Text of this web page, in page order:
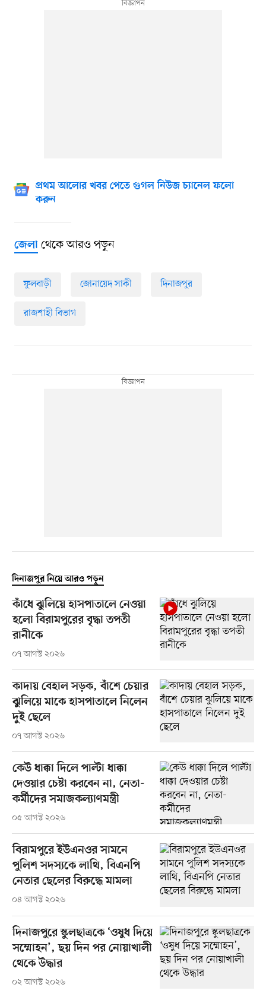
প্রথম আলোর খবর পেতে গুগল নিউজ চ্যানেল ফলো
করুন
জেলাথেকে আরও পড়ুন
ফুলবাড়ী জোনায়েদ সাকী দিনাজপুর
রাজশাহী বিভাগ
দিনাজপুর নিয়ে আরও পড়ুন
কাঁধে ঝুলিয়ে হাসপাতালে নেওয়া
হলো বিরামপুরের বৃদ্ধা তপতী
রানীকে
০৭ আগস্ট ২০২৬
কাদায় বেহাল সড়ক, বাঁশে চেয়ার
ঝুলিয়ে মাকে হাসপাতালে নিলেন
দুই ছেলে
০৭ আগস্ট ২০২৬
কেউ ধাক্কা দিলে পাল্টা ধাক্কা
দেওয়ার চেষ্টা করবেন না, নেতা-
কর্মীদের সমাজকল্যাণমন্ত্রী
০৫ আগস্ট ২০২৬
বিরামপুরে ইউএনওর সামনে
পুলিশ সদস্যকে লাথি, বিএনপি
নেতার ছেলের বিরুদ্ধে মামলা
০৪ আগস্ট ২০২৬
দিনাজপুরে স্কুলছাত্রকে ‘ওষুধ দিয়ে
সম্মোহন’, ছয় দিন পর নোয়াখালী
থেকে উদ্ধার
০২ আগস্ট ২০২৬